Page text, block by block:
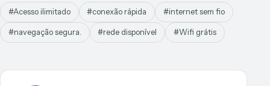
#Acesso ilimitado #conexão rápida #internet sem fio
#navegação segura. #rede disponível #Wifi grátis